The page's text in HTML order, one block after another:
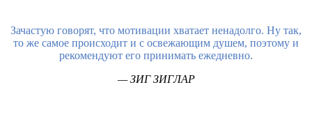
Зачастую говорят, что мотивации хватает ненадолго. Ну так,
то же самое происходит и с освежающим душем, поэтому и
рекомендуют его принимать ежедневно.
— ЗИГ ЗИГЛАР